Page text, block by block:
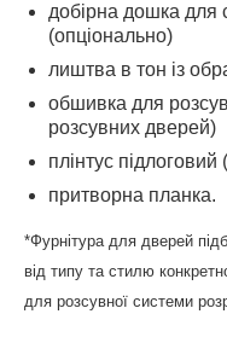
добірна дошка для
(опціонально)
лиштва в тон із
обшивка для
розсувних дверей)
плінтус
притворна планка.
*Фурнітура для дверей
від типу та стилю
для розсувної системи